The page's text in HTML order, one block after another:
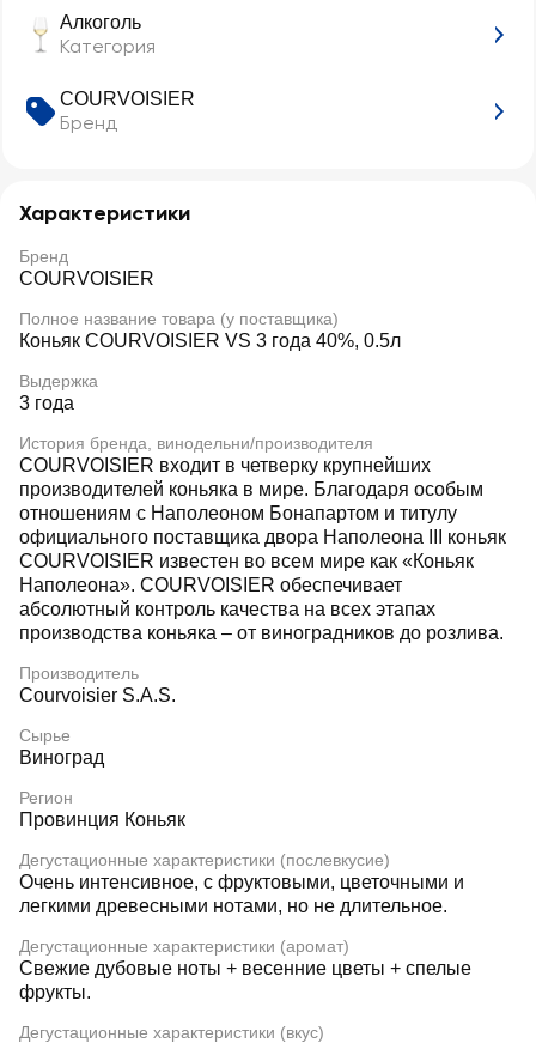
Алкоголь
Категория
COURVOISIER
Бренд
Характеристики
Бренд
COURVOISIER
Полное название товара (у поставщика)
Коньяк COURVOISIER VS 3 года 40%, 0.5л
Выдержка
3 года
История бренда, винодельни/производителя
COURVOISIER входит в четверку крупнейших
производителей коньяка в мире. Благодаря особым
отношениям с Наполеоном Бонапартом и титулу
официального поставщика двора Наполеона III коньяк
COURVOISIER известен во всем мире как «Коньяк
Наполеона». COURVOISIER обеспечивает
абсолютный контроль качества на всех этапах
производства коньяка – от виноградников до розлива.
Производитель
Courvoisier S.A.S.
Сырье
Виноград
Регион
Провинция Коньяк
Дегустационные характеристики (послевкусие)
Очень интенсивное, с фруктовыми, цветочными и
легкими древесными нотами, но не длительное.
Дегустационные характеристики (аромат)
Свежие дубовые ноты + весенние цветы + спелые
фрукты.
Дегустационные характеристики (вкус)